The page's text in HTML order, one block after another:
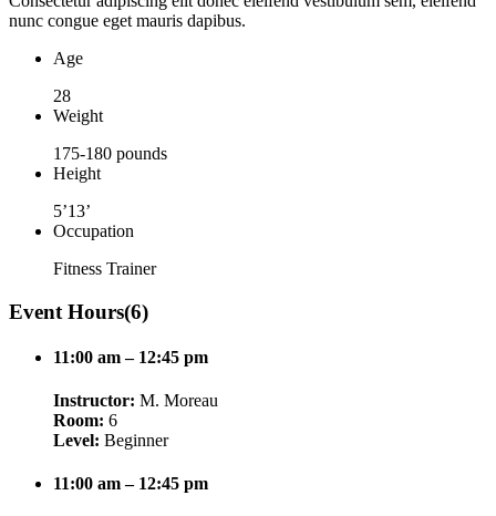
nunc congue eget mauris dapibus.
Age
28
Weight
175-180 pounds
Height
5’13’
Occupation
Fitness Trainer
Event Hours(6)
11:00 am – 12:45 pm
Instructor: M. Moreau
Room: 6
Level: Beginner
11:00 am – 12:45 pm